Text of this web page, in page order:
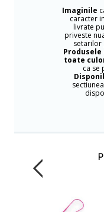
Imaginile
caracter
livrate
priveste
setarilor
Produsele
toate
ca se